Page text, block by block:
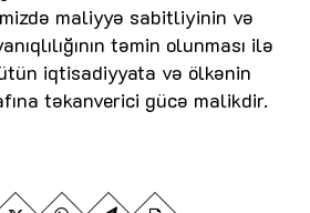
maliyyə sabitliyinin və
təmin olunması ilə
iqtisadiyyata və ölkənin
təkanverici gücə malikdir.